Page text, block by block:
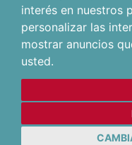
interés en nuestros
personalizar las
mostrar anuncios
usted.